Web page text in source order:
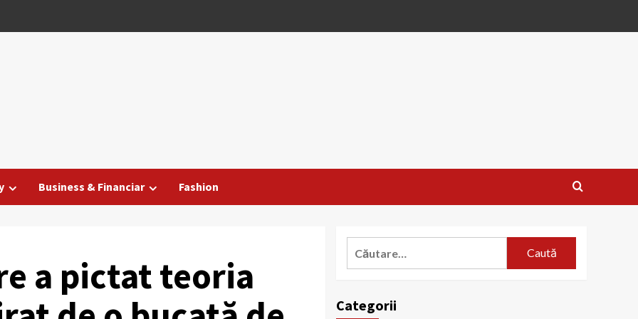
Business & Financiar Fashion
a pictat teoria
Categorii